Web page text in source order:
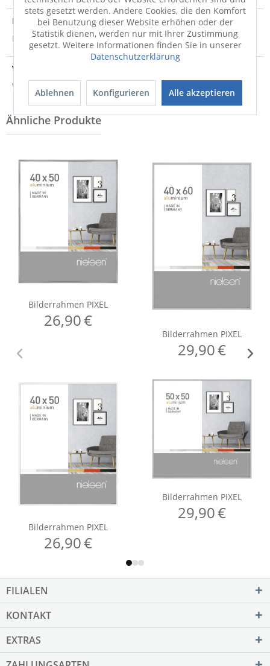
Produktsicherheit
Produktsicherheit
Versandinfo
Weitere Informationen zum Versand...
FILIALEN
KONTAKT
EXTRAS
stets gesetzt werden. Andere Cookies, die den Komfort
bei Benutzung dieser Website erhöhen oder der
Statistik dienen, werden nur mit Ihrer Zustimmung
gesetzt. Weitere Informationen finden Sie in unserer
Datenschutzerklärung
Ablehnen Konfigurieren Alle akzeptieren